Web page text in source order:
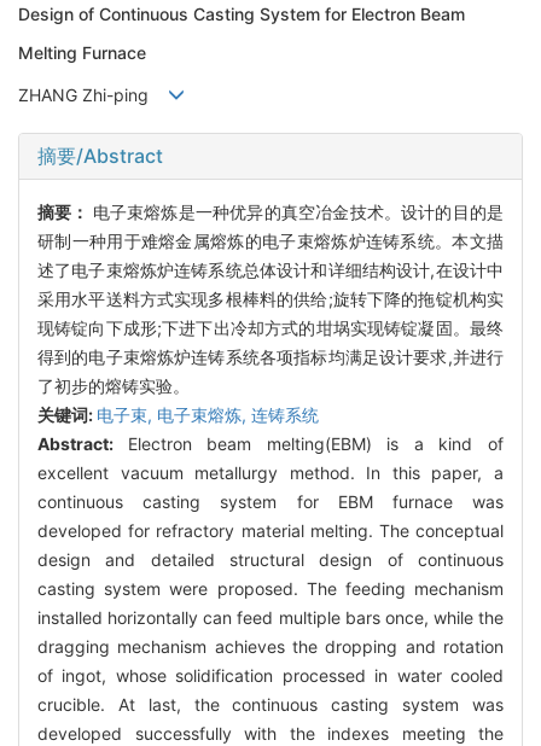
Design of Continuous Casting System for Electron Beam
Melting Furnace
ZHANG Zhi-ping
摘要/Abstract
摘要： 电子束熔炼是一种优异的真空冶金技术。设计的目的是
研制一种用于难熔金属熔炼的电子束熔炼炉连铸系统。本文描
述了电子束熔炼炉连铸系统总体设计和详细结构设计,在设计中
采用水平送料方式实现多根棒料的供给;旋转下降的拖锭机构实
现铸锭向下成形;下进下出冷却方式的坩埚实现铸锭凝固。最终
得到的电子束熔炼炉连铸系统各项指标均满足设计要求,并进行
了初步的熔铸实验。
关键词: 电子束, 电子束熔炼, 连铸系统
Abstract: Electron beam melting(EBM) is a kind of
excellent vacuum metallurgy method. In this paper, a
continuous casting system for EBM furnace was
developed for refractory material melting. The conceptual
design and detailed structural design of continuous
casting system were proposed. The feeding mechanism
installed horizontally can feed multiple bars once, while the
dragging mechanism achieves the dropping and rotation
of ingot, whose solidification processed in water cooled
crucible. At last, the continuous casting system was
developed successfully with the indexes meeting the